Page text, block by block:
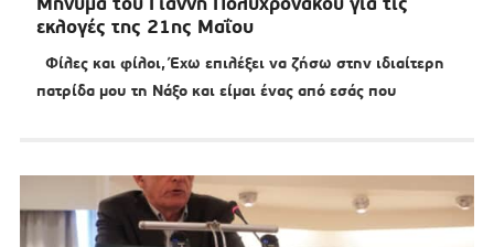
εκλογές της 21ης Μαΐου
Φίλες και φίλοι, Έχω επιλέξει να ζήσω στην ιδιαίτερη
πατρίδα μου τη Νάξο και είμαι ένας από εσάς που